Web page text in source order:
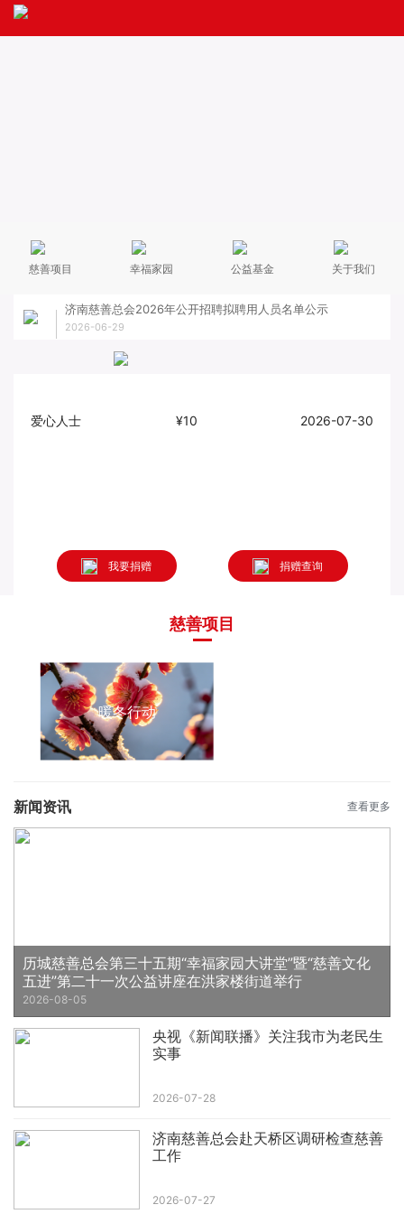
慈善项目 幸福家园 公益基金 关于我们
济南慈善总会2026年公开招聘拟聘用人员名单公示
2026-06-29
爱心人士 ¥10 2026-07-30
我要捐赠 捐赠查询
慈善项目
暖冬行动
新闻资讯 查看更多
历城慈善总会第三十五期“幸福家园大讲堂”暨“慈善文化
五进”第二十一次公益讲座在洪家楼街道举行
2026-08-05
央视《新闻联播》关注我市为老民生
实事
2026-07-28
济南慈善总会赴天桥区调研检查慈善
工作
2026-07-27